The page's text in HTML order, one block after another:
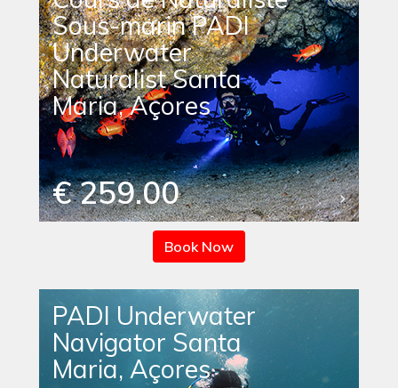
Sous-marin PADI
Underwater
Naturalist Santa
Maria, Açores
€ 259.00
Book Now
PADI Underwater
Navigator Santa
Maria, Açores